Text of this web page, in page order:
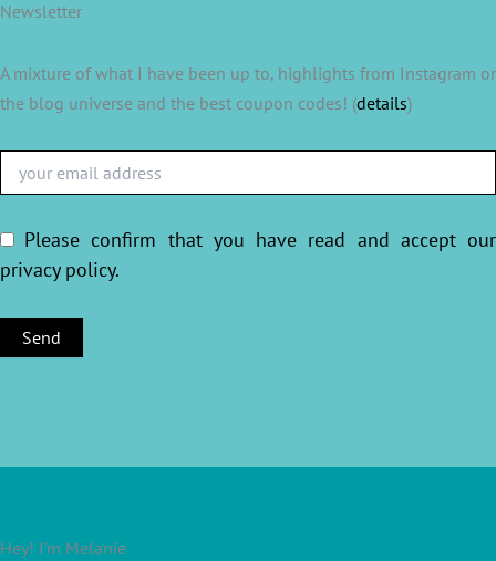
Newsletter
A mixture of what I have been up to, highlights from Instagram or
the blog universe and the best coupon codes! (details)
Please confirm that you have read and accept our
privacy policy.
Hey! I’m Melanie